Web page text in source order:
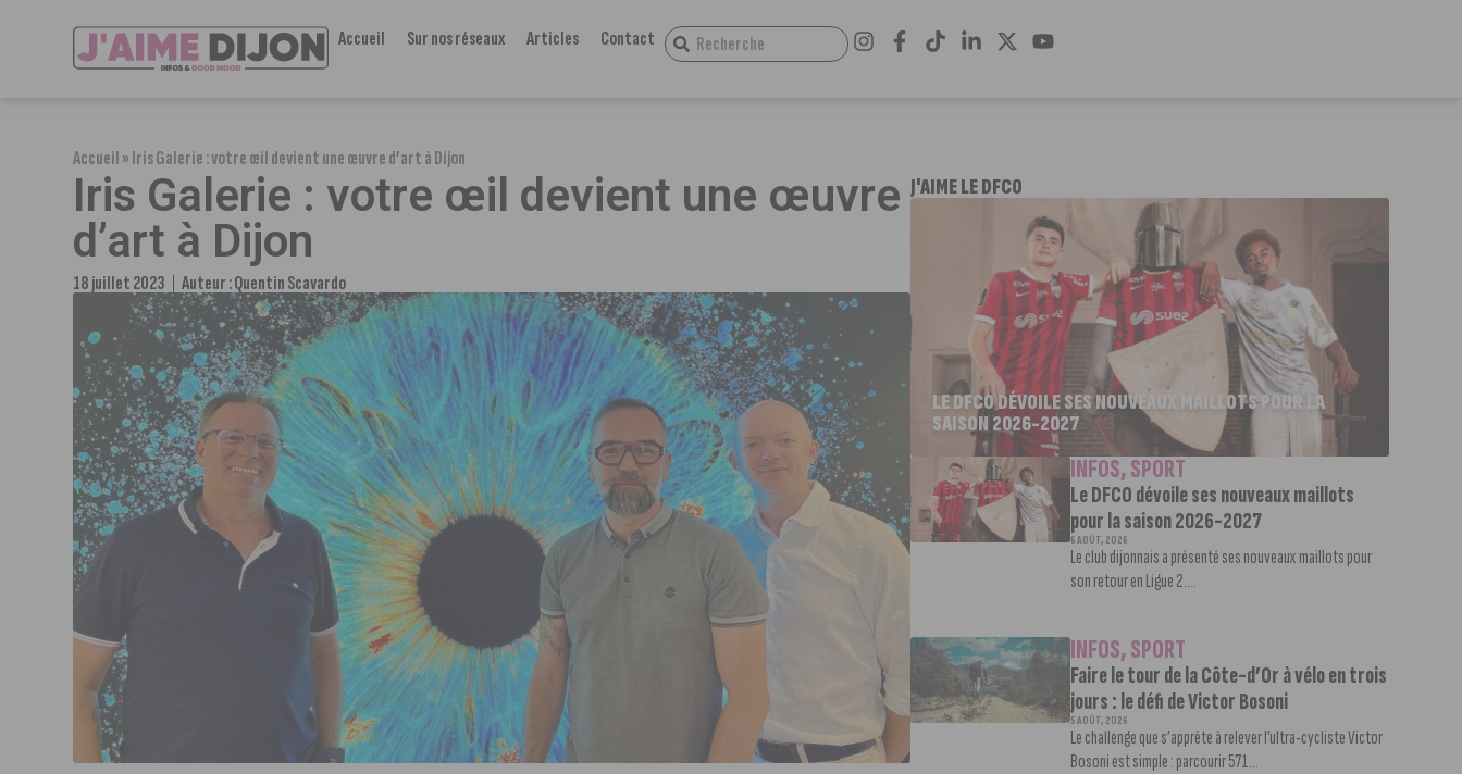
Accueil Sur nos réseaux Articles Contact
Accueil»Iris Galerie : votre œil devient une œuvre d’art à Dijon
Iris Galerie : votre œil devient une œuvre
d’art à Dijon
18 juillet 2023 Auteur :Quentin Scavardo
J'AIME LE DFCO
LE DFCO DÉVOILE SES NOUVEAUX MAILLOTS POUR LA
SAISON 2026-2027
INFOS,SPORT
Le DFCO dévoile ses nouveaux maillots
pour la saison 2026-2027
6 AOÛT, 2026
Le club dijonnais a présenté ses nouveaux maillots pour
son retour en Ligue 2....
INFOS,SPORT
Faire le tour de la Côte-d’Or à vélo en trois
jours : le défi de Victor Bosoni
5 AOÛT, 2026
Le challenge que s’apprête à relever l’ultra-cycliste Victor
Bosoni est simple : parcourir 571...